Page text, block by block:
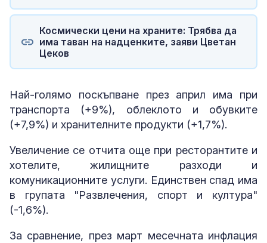
Космически цени на храните: Трябва да
има таван на надценките, заяви Цветан
Цеков
Най-голямо поскъпване през април има при
транспорта (+9%), облеклото и обувките
(+7,9%) и хранителните продукти (+1,7%).
Увеличение се отчита още при ресторантите и
хотелите, жилищните разходи и
комуникационните услуги. Единствен спад има
в групата "Развлечения, спорт и култура"
(-1,6%).
За сравнение, през март месечната инфлация